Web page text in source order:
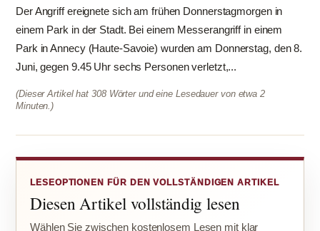
Der Angriff ereignete sich am frühen Donnerstagmorgen in
einem Park in der Stadt. Bei einem Messerangriff in einem
Park in Annecy (Haute-Savoie) wurden am Donnerstag, den 8.
Juni, gegen 9.45 Uhr sechs Personen verletzt,...
(Dieser Artikel hat 308 Wörter und eine Lesedauer von etwa 2
Minuten.)
LESEOPTIONEN FÜR DEN VOLLSTÄNDIGEN ARTIKEL
Diesen Artikel vollständig lesen
Wählen Sie zwischen kostenlosem Lesen mit klar